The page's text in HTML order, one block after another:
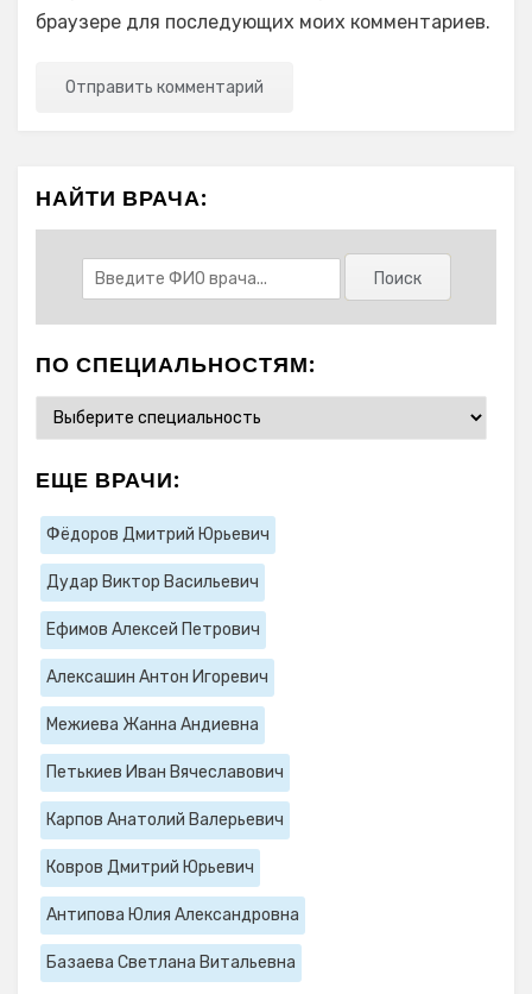
браузере для последующих моих комментариев.
НАЙТИ ВРАЧА:
ПО СПЕЦИАЛЬНОСТЯМ:
ЕЩЕ ВРАЧИ:
Фёдоров Дмитрий Юрьевич
Дудар Виктор Васильевич
Ефимов Алексей Петрович
Алексашин Антон Игоревич
Межиева Жанна Андиевна
Петькиев Иван Вячеславович
Карпов Анатолий Валерьевич
Ковров Дмитрий Юрьевич
Антипова Юлия Александровна
Базаева Светлана Витальевна